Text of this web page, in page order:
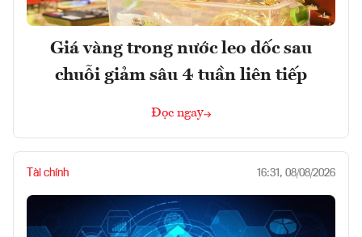
Giá vàng trong nước leo dốc sau
chuỗi giảm sâu 4 tuần liên tiếp
Đọc ngay
Tài chính 16:31, 08/08/2026